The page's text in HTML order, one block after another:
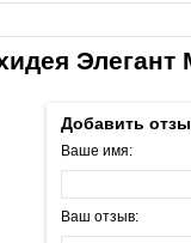
Добавить
Ваше имя:
Ваш отзыв: